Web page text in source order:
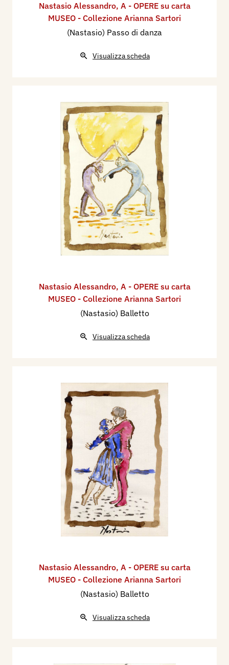
Nastasio Alessandro, A - OPERE su carta
MUSEO - Collezione Arianna Sartori
(Nastasio) Passo di danza
Visualizza scheda
Nastasio Alessandro, A - OPERE su carta
MUSEO - Collezione Arianna Sartori
(Nastasio) Balletto
Visualizza scheda
Nastasio Alessandro, A - OPERE su carta
MUSEO - Collezione Arianna Sartori
(Nastasio) Balletto
Visualizza scheda